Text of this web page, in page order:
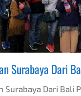
Surabaya Dari
Surabaya Dari Bali